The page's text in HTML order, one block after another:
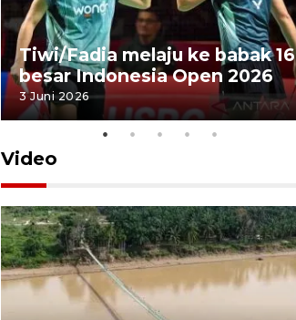
Tiwi/Fadia melaju ke babak 16
besar Indonesia Open 2026
3 Juni 2026
Video